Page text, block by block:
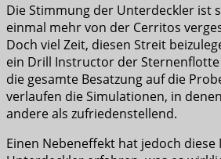
Die Stimmung der Unterdeckler ist
einmal mehr von der Cerritos
Doch viel Zeit, diesen Streit
ein Drill Instructor der
die gesamte Besatzung auf die
verlaufen die Simulationen, in
andere als zufriedenstellend.
Einen Nebeneffekt hat jedoch diese